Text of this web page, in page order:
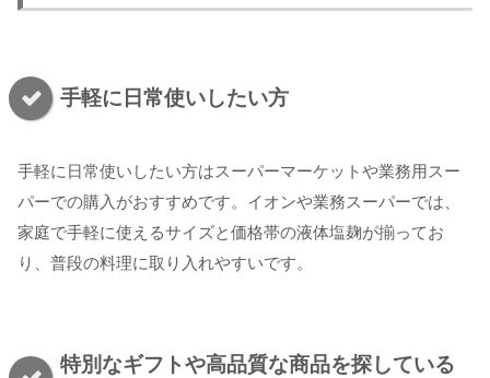
手軽に日常使いしたい方
手軽に日常使いしたい方はスーパーマーケットや業務用スー
パーでの購入がおすすめです。イオンや業務スーパーでは、
家庭で手軽に使えるサイズと価格帯の液体塩麹が揃ってお
り、普段の料理に取り入れやすいです。
特別なギフトや高品質な商品を探している